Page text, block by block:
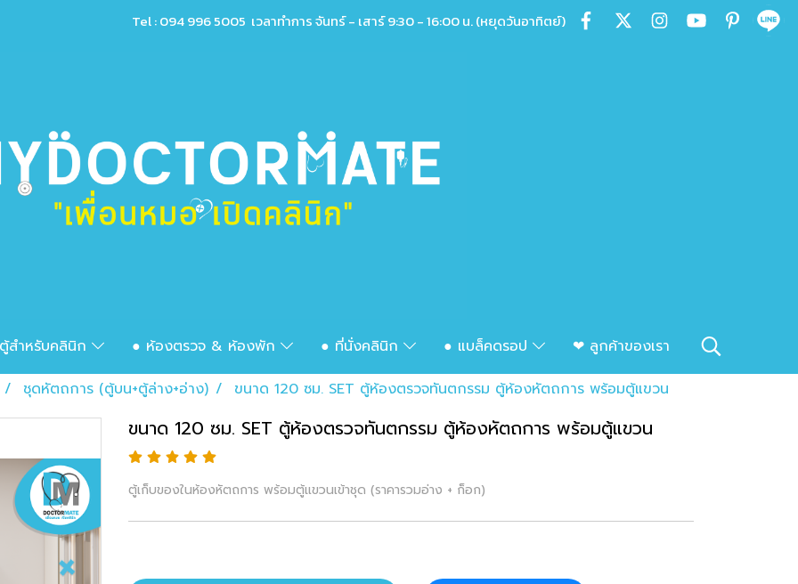
Tel : 094 996 5005 เวลาทำการ จันทร์ - เสาร์ 9:30 - 16:00 น. (หยุดวันอาทิตย์)
สำหรับคลินิก ● ห้องตรวจ & ห้องพัก ● ที่นั่งคลินิก ● แบล็คดรอป
❤ ลูกค้าของเรา
ชุดหัตถการ (ตู้บน+ตู้ล่าง+อ่าง)
ขนาด 120 ซม. SET ตู้ห้องตรวจทันตกรรม ตู้ห้องหัตถการ พร้อมตู้แขวน
ขนาด 120 ซม. SET ตู้ห้องตรวจทันตกรรม ตู้ห้องหัตถการ พร้อมตู้แขวน
ตู้เก็บของในห้องหัตถการ พร้อมตู้แขวนเข้าชุด (ราคารวมอ่าง + ก็อก)